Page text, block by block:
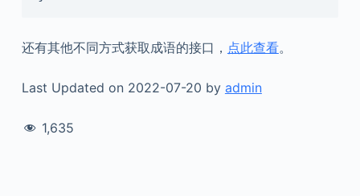
还有其他不同方式获取成语的接口， 点此查看。
Last Updated on 2022-07-20 by admin
1,635